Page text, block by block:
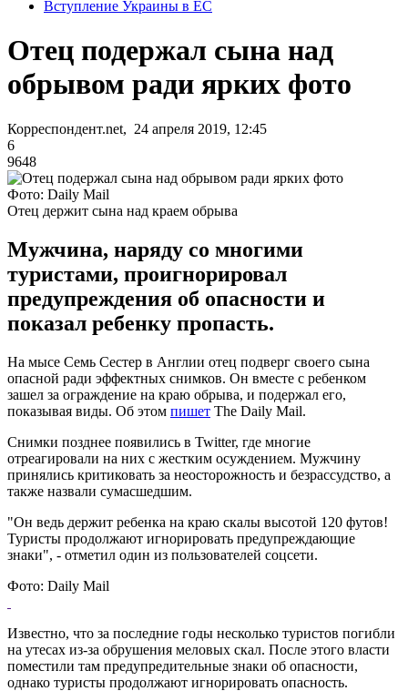
Вступление Украины в ЕС
Отец подержал сына над
обрывом ради ярких фото
Корреспондент.net, 24 апреля 2019, 12:45
6
9648
Фото: Daily Mail
Отец держит сына над краем обрыва
Мужчина, наряду со многими
туристами, проигнорировал
предупреждения об опасности и
показал ребенку пропасть.
На мысе Семь Сестер в Англии отец подверг своего сына
опасной ради эффектных снимков. Он вместе с ребенком
зашел за ограждение на краю обрыва, и подержал его,
показывая виды. Об этом пишет The Daily Mail.
Снимки позднее появились в Twitter, где многие
отреагировали на них с жестким осуждением. Мужчину
принялись критиковать за неосторожность и безрассудство, а
также назвали сумасшедшим.
"Он ведь держит ребенка на краю скалы высотой 120 футов!
Туристы продолжают игнорировать предупреждающие
знаки", - отметил один из пользователей соцсети.
Фото: Daily Mail
Известно, что за последние годы несколько туристов погибли
на утесах из-за обрушения меловых скал. После этого власти
поместили там предупредительные знаки об опасности,
однако туристы продолжают игнорировать опасность.